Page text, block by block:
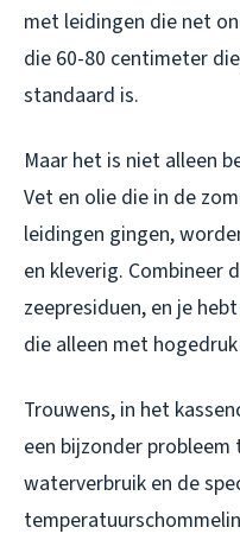
met leidingen die net
die 60-80 centimeter
standaard is.
Maar het is niet alleen
Vet en olie die in de
leidingen gingen,
en kleverig. Combineer
zeepresiduen, en je
die alleen met
Trouwens, in het
een bijzonder
waterverbruik en de